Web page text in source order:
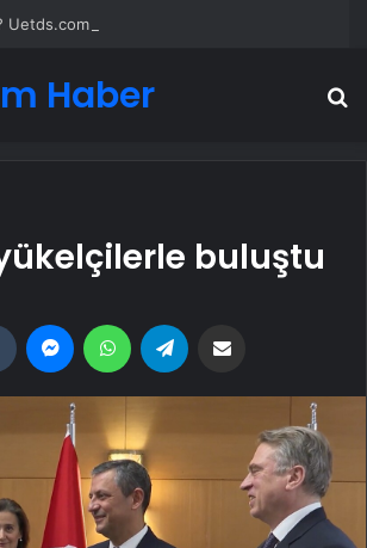
Haber
buluştu
Tumblr MessengerWhatsApp